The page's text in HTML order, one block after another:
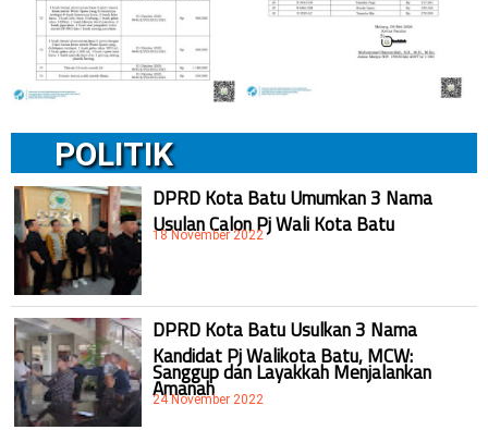
POLITIK
DPRD Kota Batu Umumkan 3 Nama
Usulan Calon Pj Wali Kota Batu
18 November 2022
DPRD Kota Batu Usulkan 3 Nama
Kandidat Pj Walikota Batu, MCW:
Sanggup dan Layakkah Menjalankan
Amanah
24 November 2022